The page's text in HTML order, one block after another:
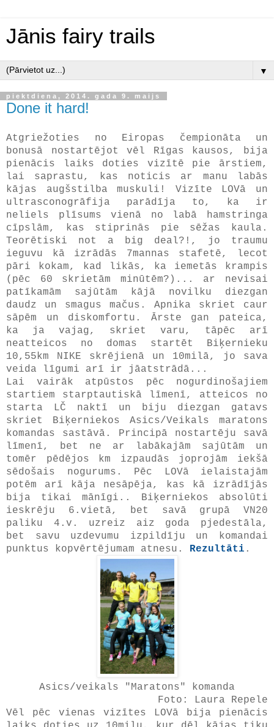
Jānis fairy trails
▼
piektdiena, 2014. gada 9. maijs
Done it hard!
Atgriežoties no Eiropas čempionāta un
bonusā nostartējot vēl Rīgas kausos, bija
pienācis laiks doties vizītē pie ārstiem,
lai saprastu, kas noticis ar manu labās
kājas augšstilba muskuli! Vizīte LOVā un
ultrasconogrāfija parādīja to, ka ir
neliels plīsums vienā no labā hamstringa
cīpslām, kas stiprinās pie sēžas kaula.
Teorētiski not a big deal?!, jo traumu
ieguvu kā izrādās 7mannas stafetē, lecot
pāri kokam, kad likās, ka iemetās krampis
(pēc 60 skrietām minūtēm?)... ar nevisai
patīkamām sajūtām kājā novilku diezgan
daudz un smagus mačus. Apnika skriet caur
sāpēm un diskomfortu. Ārste gan pateica,
ka ja vajag, skriet varu, tāpēc arī
neatteicos no domas startēt Biķernieku
10,55km NIKE skrējienā un 10milā, jo sava
veida līgumi arī ir jāatstrādā...
Lai vairāk atpūstos pēc nogurdinošajiem
startiem starptautiskā līmenī, atteicos no
starta LČ naktī un biju diezgan gatavs
skriet Biķerniekos Asics/Veikals maratons
komandas sastāvā. Principā nostartēju savā
līmenī, bet ne ar labākajām sajūtām un
tomēr pēdējos km izpaudās joprojām iekšā
sēdošais nogurums. Pēc LOVā ielaistajām
potēm arī kāja nesāpēja, kas kā izrādījās
bija tikai mānīgi.. Biķerniekos absolūti
ieskrēju 6.vietā, bet savā grupā VN20
paliku 4.v. uzreiz aiz goda pjedestāla,
bet savu uzdevumu izpildīju un komandai
punktus kopvērtējumam atnesu. Rezultāti .
Asics/veikals "Maratons" komanda
Foto: Laura Repele
Vēl pēc vienas vizītes LOVā bija pienācis